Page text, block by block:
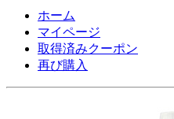
ホーム
マイページ
取得済みクーポン
再び購入